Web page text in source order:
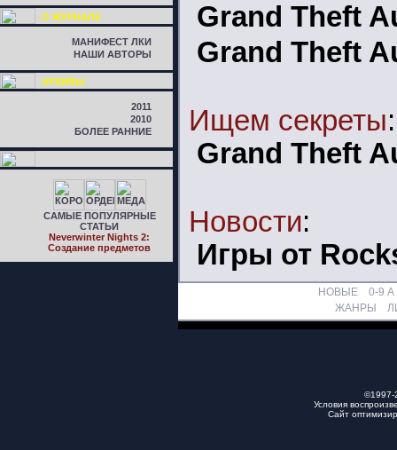
О ЖУРНАЛЕ
МАНИФЕСТ ЛКИ
НАШИ АВТОРЫ
АРХИВЫ
2011
2010
БОЛЕЕ РАННИЕ
САМЫЕ ПОПУЛЯРНЫЕ
СТАТЬИ
Neverwinter Nights 2:
Cоздание предметов
Grand Theft
Grand Theft
Ищем секреты:
Grand Theft
Новости:
Игры от
НОВЫЕ 0-9 A
ЖАНРЫ
Условия
Сайт